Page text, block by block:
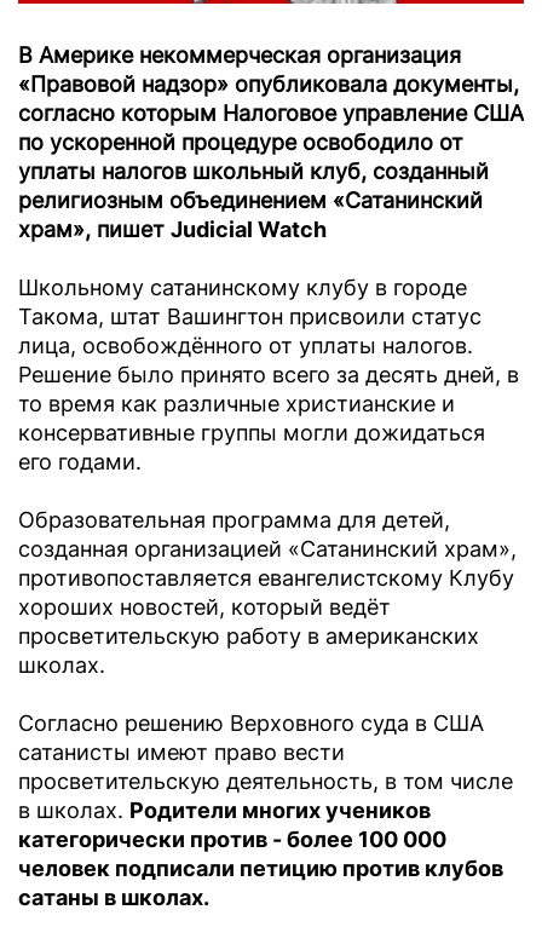
В Америке некоммерческая организация
«Правовой надзор» опубликовала документы,
согласно которым Налоговое управление США
по ускоренной процедуре освободило от
уплаты налогов школьный клуб, созданный
религиозным объединением «Сатанинский
храм», пишет Judicial Watch
Школьному сатанинскому клубу в городе
Такома, штат Вашингтон присвоили статус
лица, освобождённого от уплаты налогов.
Решение было принято всего за десять дней, в
то время как различные христианские и
консервативные группы могли дожидаться
его годами.
Образовательная программа для детей,
созданная организацией «Сатанинский храм»,
противопоставляется евангелистскому Клубу
хороших новостей, который ведёт
просветительскую работу в американских
школах.
Согласно решению Верховного суда в США
сатанисты имеют право вести
просветительскую деятельность, в том числе
в школах. Родители многих учеников
категорически против - более 100 000
человек подписали петицию против клубов
сатаны в школах.